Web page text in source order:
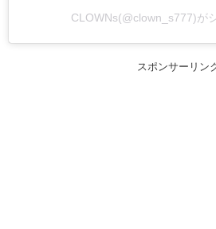
CLOWNs(@clown_s777)が
スポンサーリン